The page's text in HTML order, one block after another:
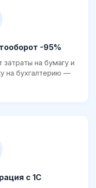
-95%
на бумагу и
на бухгалтерию —
с 1С